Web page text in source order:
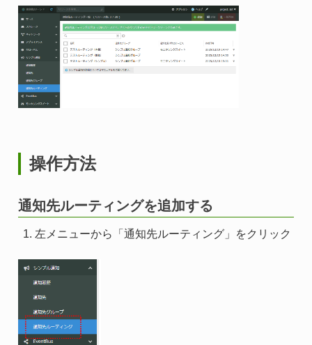
操作方法
通知先ルーティングを追加する
左メニューから「通知先ルーティング」をクリック